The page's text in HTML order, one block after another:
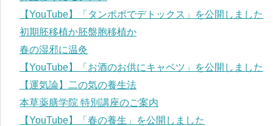
【YouTube】「タンポポでデトックス」を公開しました
初期胚移植か胚盤胞移植か
春の湿邪に温灸
【YouTube】「お酒のお供にキャベツ」を公開しました
【運気論】二の気の養生法
本草薬膳学院 特別講座のご案内
【YouTube】「春の養生」を公開しました